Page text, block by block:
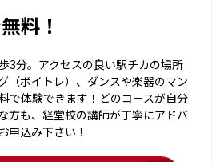
料！
3分。アクセスの良い駅チカの場所
（ボイトレ）、ダンスや楽器のマン
で体験できます！どのコースが自分
方も、経堂校の講師が丁寧にアドバ
申込み下さい！